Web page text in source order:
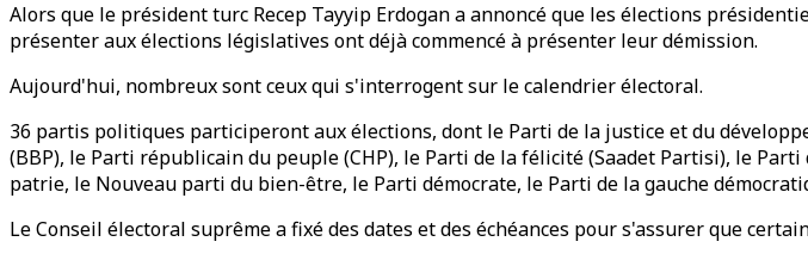
Alors que le président turc Recep Tayyip Erdogan a annoncé que les élections
présenter aux élections législatives ont déjà commencé à présenter leur démission.
Aujourd'hui, nombreux sont ceux qui s'interrogent sur le calendrier électoral.
36 partis politiques participeront aux élections, dont le Parti de la justice et du
(BBP), le Parti républicain du peuple (CHP), le Parti de la félicité (Saadet Partisi), le
patrie, le Nouveau parti du bien-être, le Parti démocrate, le Parti de la gauche
Le Conseil électoral suprême a fixé des dates et des échéances pour s'assurer que